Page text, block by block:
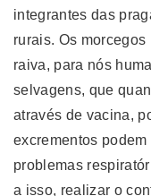
integrantes das
rurais. Os
raiva, para nós
selvagens, que
através de vacina,
excrementos
problemas
a isso, realizar o